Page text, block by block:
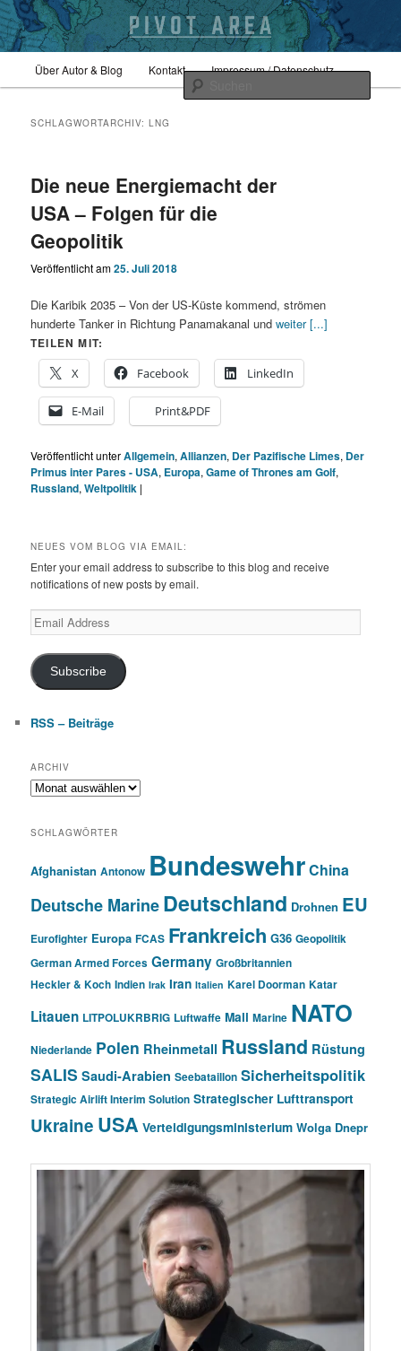
primären
springen
sekundären
springenpivotarea
HauptmenüÜber Autor & Blog Kontakt Impressum / Datenschutz
SCHLAGWORTARCHIV:LNG
Die neue Energiemacht der
USA – Folgen für die
Geopolitik
Veröffentlicht am25. Juli 2018
Die Karibik 2035 – Von der US-Küste kommend, strömen
hunderte Tanker in Richtung Panamakanal undweiter [...]
TEILEN MIT:
X
Facebook LinkedIn
E-Mail Print&PDF
Veröffentlicht unterAllgemein,Allianzen, Der Pazifische Limes, Der
Primus inter Pares - USA, Europa,Game of Thrones am Golf,
Russland,Weltpolitik |
NEUES VOM BLOG VIA EMAIL:
Enter your email address to subscribe to this blog and receive
notifications of new posts by email.
Email
Address
Subscribe
RSS – Beiträge
ARCHIV
Archiv
SCHLAGWÖRTER
Afghanistan Antonow BundeswehrChina
Deutsche MarineDeutschland Drohnen EU
Eurofighter Europa FCAS Frankreich G36 Geopolitik
German Armed Forces Germany Großbritannien
Heckler & Koch Indien Irak Iran Italien Karel Doorman Katar
Litauen LITPOLUKRBRIG Luftwaffe Mali Marine NATO
Niederlande Polen Rheinmetall Russland Rüstung
SALIS Saudi-Arabien Seebataillon Sicherheitspolitik
Strategic Airlift Interim Solution Strategischer Lufttransport
Ukraine USA Verteidigungsministerium Wolga Dnepr